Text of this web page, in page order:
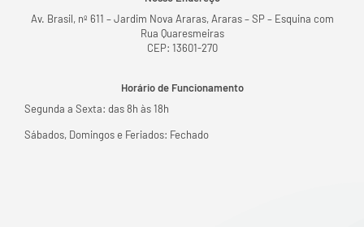
Av. Brasil, nº 611 – Jardim Nova Araras, Araras – SP – Esquina com
Rua Quaresmeiras
CEP: 13601-270
Horário de Funcionamento
Segunda a Sexta: das 8h às 18h
Sábados, Domingos e Feriados: Fechado